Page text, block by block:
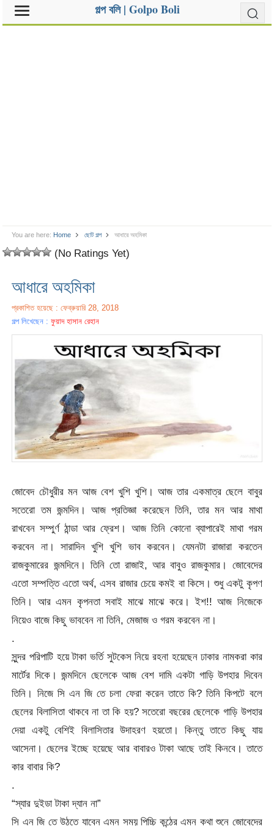
গল্প বলি | Golpo Boli
You are here: Home ছোট গল্প আধারে অহমিকা
(No Ratings Yet)
আধারে অহমিকা
প্রকাশিত হয়েছে : ফেব্রুয়ারি 28, 2018
গল্প লিখেছেন :ফুয়াদ হাসান রেহান
জোবেদ চৌধুরীর মন আজ বেশ খুশি খুশি। আজ তার একমাত্র ছেলে বাবুর
সতেরো তম জন্মদিন। আজ প্রতিজ্ঞা করেছেন তিনি, তার মন আর মাথা
রাখবেন সম্পুর্ণ ঠান্ডা আর ফ্রেশ। আজ তিনি কোনো ব্যাপারেই মাথা গরম
করবেন না। সারাদিন খুশি খুশি ভাব করবেন। যেমনটা রাজারা করতেন
রাজকুমারের জন্মদিনে। তিনি তো রাজাই, আর বাবুও রাজকুমার। জোবেদের
এতো সম্পত্তি এতো অর্থ, এসব রাজার চেয়ে কমই বা কিসে। শুধু একটু কৃপণ
তিনি। আর এমন কৃপনতা সবাই মাঝে মাঝে করে। ইশ!! আজ নিজেকে
নিয়েও বাজে কিছু ভাববেন না তিনি, মেজাজ ও গরম করবেন না।
.
সুন্দর পরিপাটি হয়ে টাকা ভর্তি সুটকেস নিয়ে রহনা হয়েছেন ঢাকার নামকরা কার
মার্টের দিকে। জন্মদিনে ছেলেকে আজ বেশ দামি একটা গাড়ি উপহার দিবেন
তিনি। নিজে সি এন জি তে চলা ফেরা করেন তাতে কি? তিনি কিপটে বলে
ছেলের বিলাসিতা থাকবে না তা কি হয়? সতেরো বছরের ছেলেকে গাড়ি উপহার
দেয়া একটু বেশিই বিলাসিতার উদাহরণ হয়তো। কিন্তু তাতে কিছু যায়
আসেনা। ছেলের ইচ্ছে হয়েছে আর বাবারও টাকা আছে তাই কিনবে। তাতে
কার বাবার কি?
.
“স্যার দুইডা টাকা দ্যান না”
সি এন জি তে উঠতে যাবেন এমন সময় পিচ্চি কন্ঠের এমন কথা শুনে জোবেদের